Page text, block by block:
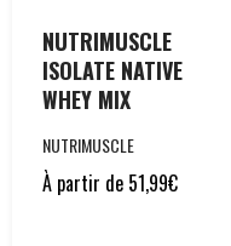
NUTRIMUSCLE
ISOLATE NATIVE
WHEY MIX
NUTRIMUSCLE
À partir de 51,99€